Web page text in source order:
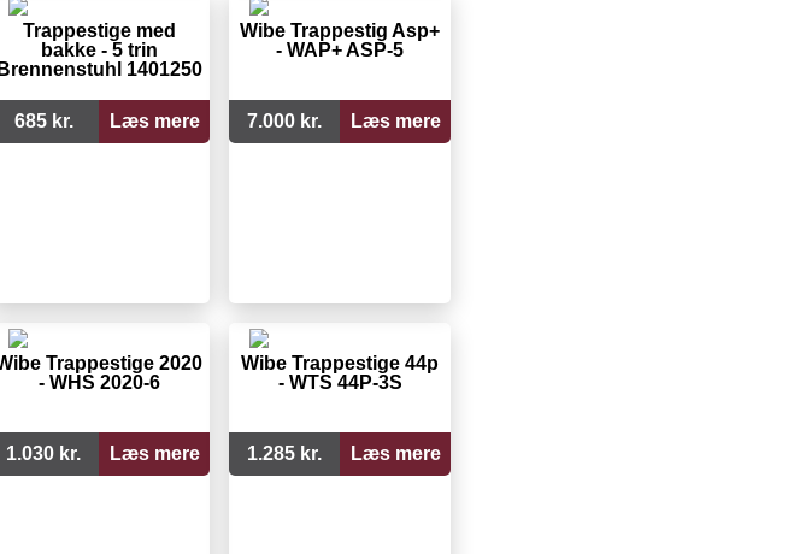
Trappestige med
bakke - 5 trin
Brennenstuhl 1401250
685 kr. Læs mere
Wibe Trappestig Asp+
- WAP+ ASP-5
7.000 kr. Læs mere
Trappestige 2020
- WHS 2020-6
1.030 kr. Læs mere
Wibe Trappestige 44p
- WTS 44P-3S
1.285 kr. Læs mere